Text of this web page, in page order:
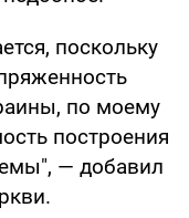
поскольку
по моему
построения
— добавил